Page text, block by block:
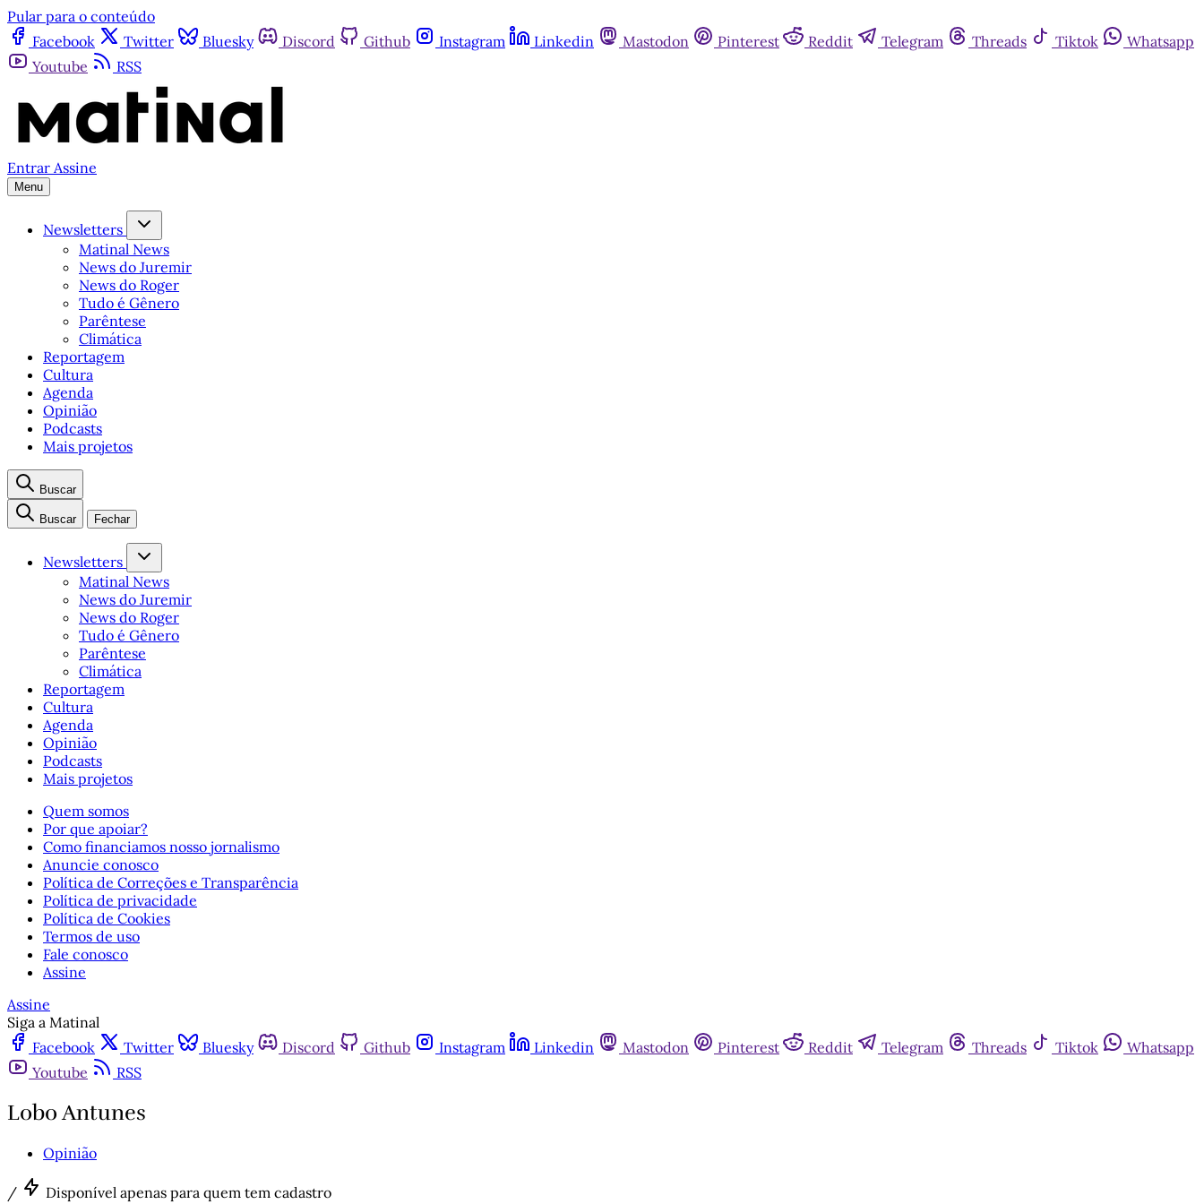
Pular para o conteúdo
Facebook
Twitter Bluesky Discord Github Instagram Linkedin Mastodon Pinterest Reddit Telegram Threads Tiktok
Whatsapp
Youtube
RSS
Entrar Assine
Menu
Newsletters
Matinal News
News do Juremir
News do Roger
Tudo é Gênero
Parêntese
Climática
Reportagem
Cultura
Agenda
Opinião
Podcasts
Mais projetos
Buscar
Buscar Fechar
Newsletters
Matinal News
News do Juremir
News do Roger
Tudo é Gênero
Parêntese
Climática
Reportagem
Cultura
Agenda
Opinião
Podcasts
Mais projetos
Quem somos
Por que apoiar?
Como financiamos nosso jornalismo
Anuncie conosco
Política de Correções e Transparência
Política de privacidade
Política de Cookies
Termos de uso
Fale conosco
Assine
Assine
Siga a Matinal
Facebook
Twitter Bluesky Discord Github Instagram Linkedin Mastodon Pinterest Reddit Telegram Threads Tiktok
Whatsapp
Youtube
RSS
Lobo Antunes
Opinião
/ Disponível apenas para quem tem cadastro